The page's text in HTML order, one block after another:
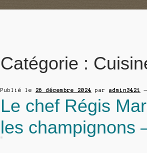
Catégorie :
Publié le 26 décembre 2024 paradmin3421
Le chef Régis
les champignons